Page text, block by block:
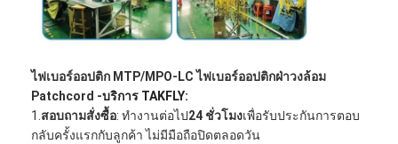
ไฟเบอร์ออปติก MTP/MPO-LC ไฟเบอร์ออปติกฝ่าวงล้อม
Patchcord -บริการ TAKFLY:
1. สอบถามสั่งซื้อ: ทำงานต่อไป24 ชั่วโมงเพื่อรับประกันการตอบ
กลับครั้งแรกกับลูกค้า ไม่มีมือถือปิดตลอดวัน